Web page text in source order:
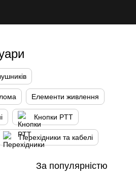
Елементи живлення
Кнопки PTT
Перехідники та кабелі
За популярністю